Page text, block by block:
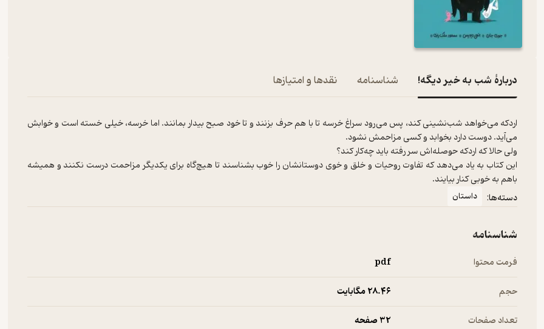
دربارۀ شب به خیر دیگه! شناسنامه نقدها و امتیازها
اردکه می‌خواهد شب‌نشینی کند، پس می‌رود سراغ خرسه تا با هم حرف بزنند و تا خود صبح بیدار بمانند. اما خرسه، خیلی خسته است و خوابش
این کتاب به یاد می‌دهد که تفاوت روحیات و خلق و خوی دوستانشان را خوب بشناسند تا هیچ‌گاه برای یکدیگر مزاحمت درست نکنند و همیشه
باهم به خوبی کنار بیایند.
دسته‌ها: داستان
شناسنامه
فرمت محتوا pdf
حجم 28.۴۶ مگابایت
تعداد صفحات 32 صفحه